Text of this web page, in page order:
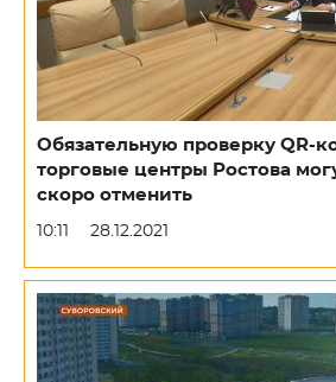
Обязательную проверку QR-
торговые центры Ростова
скоро отменить
10:11 28.12.2021